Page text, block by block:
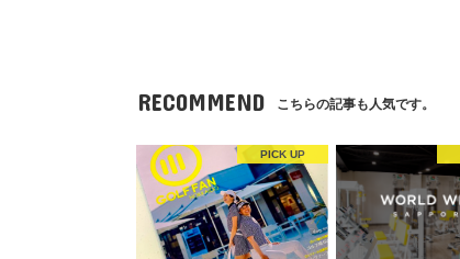
RECOMMEND こちらの記事も人気です。
PICK UP